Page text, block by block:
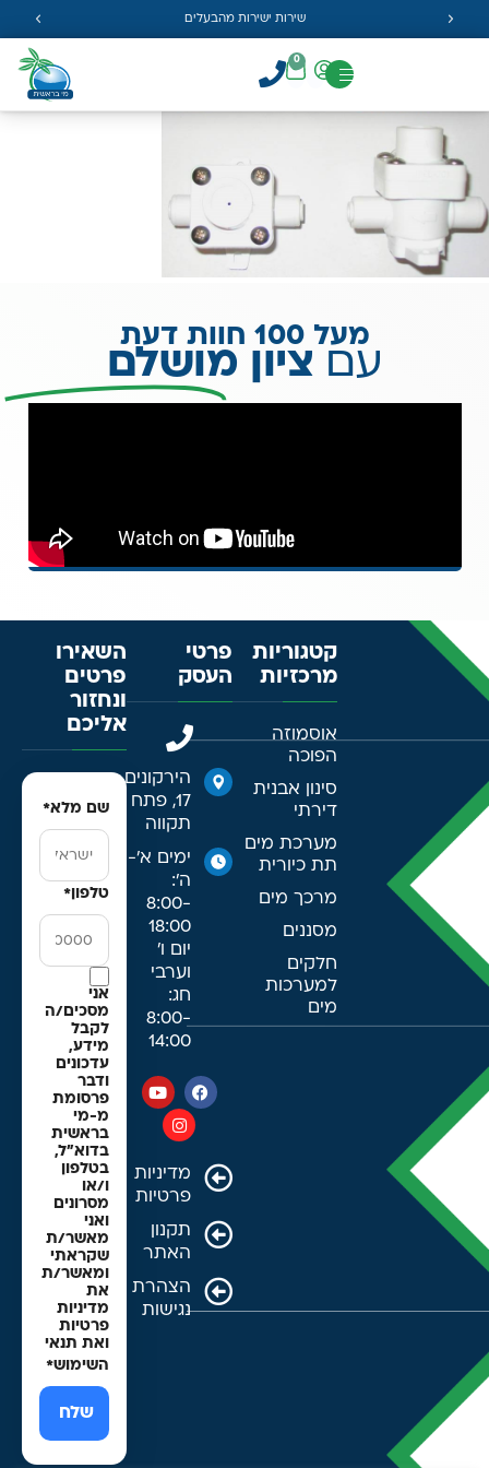
שירות ישירות מהבעלים
0
מעל 100 חוות דעת
עםציון מושלם
קטגוריות
מרכזיות
אוסמוזה
הפוכה
סינון אבנית
דירתי
מערכת מים
תת כיורית
מרכך מים
מסננים
חלקים
למערכות
מים
פרטי
העסק
הירקונים
17, פתח
תקווה
ימים א׳-
ה׳:
8:00-
18:00
יום ו׳
וערבי
חג:
8:00-
14:00
מדיניות
פרטיות
תקנון
האתר
הצהרת
נגישות
השאירו
פרטים
ונחזור
אליכם
שם מלא*
טלפון *
אני
מסכים/ה
לקבל
מידע,
עדכונים
ודבר
פרסומת
מ-מי
בראשית
בדוא"ל,
בטלפון
ו/או
מסרונים
ואני
מאשר/ת
שקראתי
ומאשר/ת
את
מדיניות
פרטיות
ואת תנאי
השימוש*